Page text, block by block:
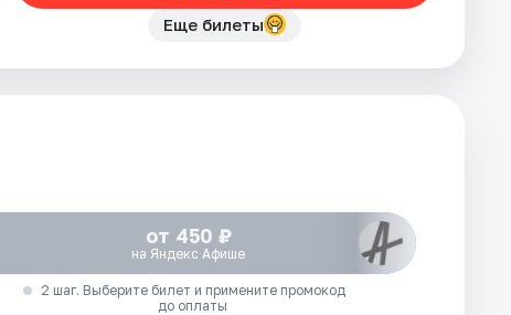
Еще билеты
от 450 ₽
на Яндекс Афише
2 шаг. Выберите билет и примените промокод
до оплаты